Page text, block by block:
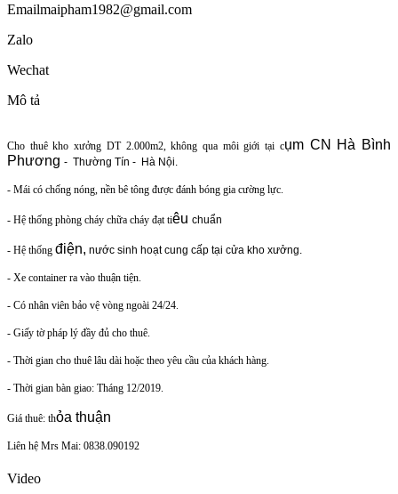
Emailmaipham1982@gmail.com
Zalo
Wechat
Mô tả
Cho thuê kho xưởng DT 2.000m2, không qua môi giới tại cụm CN Hà Bình
Phương - Thường Tín - Hà Nội.
- Mái có chống nóng, nền bê tông được đánh bóng gia cường lực.
- Hệ thống phòng cháy chữa cháy đạt tiêu chuẩn
- Hệ thống điện, nước sinh hoạt cung cấp tại cửa kho xưởng.
- Xe container ra vào thuận tiện.
- Có nhân viên bảo vệ vòng ngoài 24/24.
- Giấy tờ pháp lý đầy đủ cho thuê.
- Thời gian cho thuê lâu dài hoặc theo yêu cầu của khách hàng.
- Thời gian bàn giao: Tháng 12/2019.
Giá thuê: thỏa thuận
Liên hệ Mrs Mai: 0838.090192
Video